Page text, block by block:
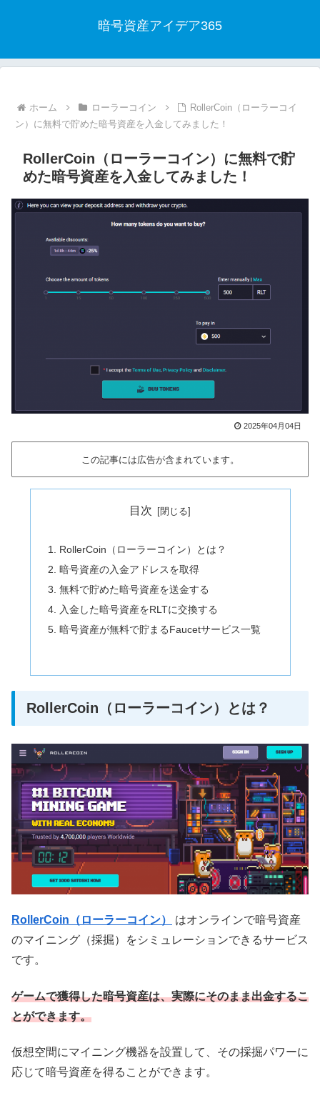
暗号資産アイデア365
ホーム ローラーコイン
RollerCoin（ローラーコイ
ン）に無料で貯めた暗号資産を入金してみました！
RollerCoin（ローラーコイン）に無料で貯
めた暗号資産を入金してみました！
2025年04月04日
この記事には広告が含まれています。
目次
RollerCoin（ローラーコイン）とは？
暗号資産の入金アドレスを取得
無料で貯めた暗号資産を送金する
入金した暗号資産をRLTに交換する
暗号資産が無料で貯まるFaucetサービス一覧
RollerCoin（ローラーコイン）とは？
RollerCoin（ローラーコイン）
はオンラインで暗号資産
のマイニング（採掘）をシミュレーションできるサービス
です。
ゲームで獲得した暗号資産は、実際にそのまま出金するこ
とができます。
仮想空間にマイニング機器を設置して、その採掘パワーに
応じて暗号資産を得ることができます。